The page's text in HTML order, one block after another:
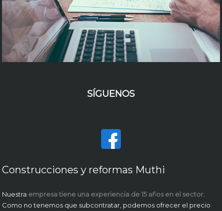
SÍGUENOS
Construcciones y reformas Muthi
Nuestra empresa tiene una experiencia de 15 años en el sector
Como no tenemos que subcontratar, podemos ofrecer el precio